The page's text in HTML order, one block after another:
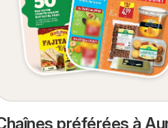
préférées à